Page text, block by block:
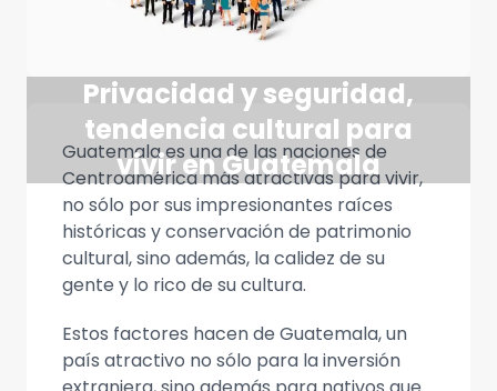
Privacidad y seguridad,
tendencia cultural para
vivir en Guatemala
Guatemala es una de las naciones de
Centroamérica más atractivas para vivir,
no sólo por sus impresionantes raíces
históricas y conservación de patrimonio
cultural, sino además, la calidez de su
gente y lo rico de su cultura.
Estos factores hacen de Guatemala, un
país atractivo no sólo para la inversión